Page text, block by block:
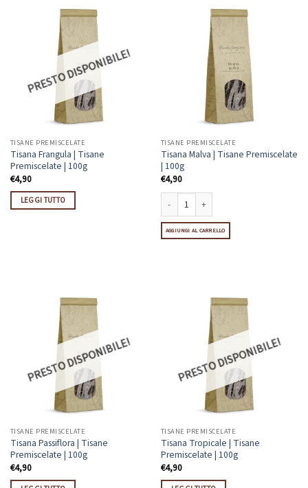
PRESTO DISPONIBILE!
TISANE PREMISCELATE
Tisana Frangula | Tisane
Premiscelate | 100g
€4,90
LEGGI TUTTO
TISANE PREMISCELATE
Tisana Malva | Tisane Premiscelate
| 100g
€4,90
Tisana Malva | Tisane Premiscelate |
AGGIUNGI AL CARRELLO
PRESTO DISPONIBILE!
TISANE PREMISCELATE
Tisana Passiflora | Tisane
Premiscelate | 100g
€4,90
PRESTO DISPONIBILE!
TISANE PREMISCELATE
Tisana Tropicale | Tisane
Premiscelate | 100g
€4,90